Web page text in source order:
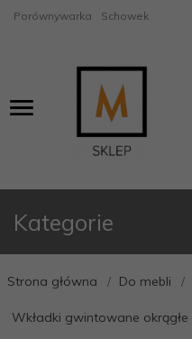
Porównywarka Schowek
Kategorie
Strona główna Do mebli
Wkładki gwintowane okrągłe